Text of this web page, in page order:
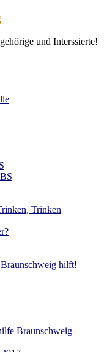
und Interssierte!
Trinken
hilft!
Braunschweig